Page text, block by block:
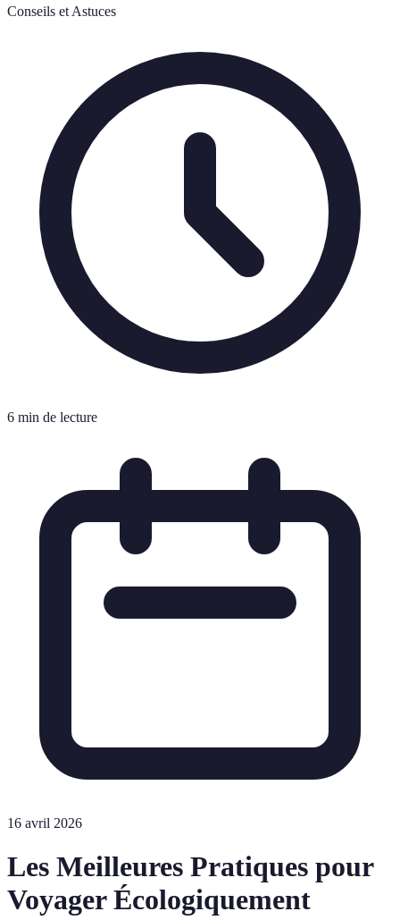
Conseils et Astuces
6 min de lecture
16 avril 2026
Les Meilleures Pratiques pour
Voyager Écologiquement